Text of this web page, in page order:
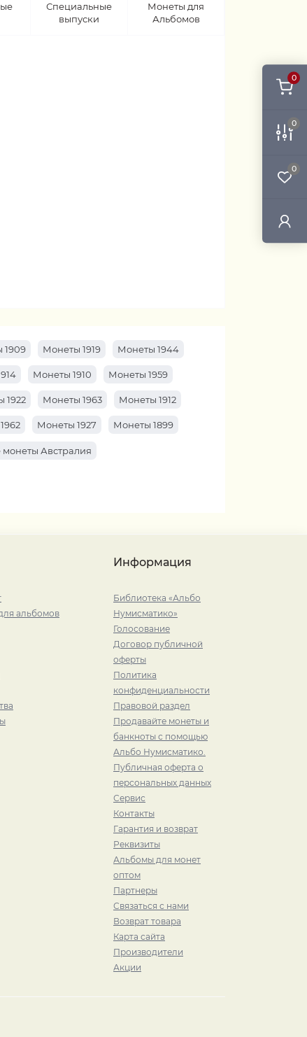
0
0
0
Специальные
выпуски
Монеты для
Альбомов
1909 Монеты 1919 Монеты 1944
Монеты 1910 Монеты 1959
1922 Монеты 1963 Монеты 1912
Монеты 1927 Монеты 1899
Австралия
альбомов
Информация
Библиотека «Альбо
Нумисматико»
Голосование
Договор публичной
оферты
Политика
конфиденциальности
Правовой раздел
Продавайте монеты и
банкноты с помощью
Альбо Нумисматико.
Публичная оферта о
персональных данных
Сервис
Контакты
Гарантия и возврат
Реквизиты
Альбомы для монет
оптом
Партнеры
Связаться с нами
Возврат товара
Карта сайта
Производители
Акции